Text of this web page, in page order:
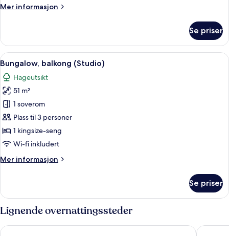
Mer informasjon
Mer
Room
With
Balcony
Se priser
Åpne
alle
bildene
av
Bungalow,
balkong
(Studio)
Bungalow, balkong (Studio) | 1
7
Bungalow, balkong (Studio)
Hageutsikt
51 m²
1 soverom
Plass til 3 personer
1 kingsize-seng
Wi-fi inkludert
Mer informasjon
Mer
balkong
Se priser
Lignende overnattingssteder
Beverly Wilshire, Beverly Hills, A Four Seasons Hotel Sofitel